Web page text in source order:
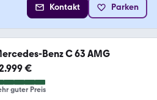
Kontakt Parken
Benz C 63 AMG
€
guter Preis